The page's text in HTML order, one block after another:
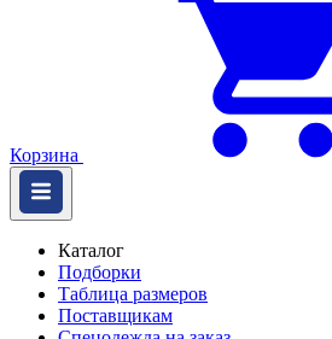
Корзина
Каталог
Подборки
Таблица размеров
Поставщикам